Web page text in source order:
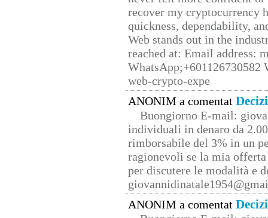
recover my cryptocurrency
quickness, dependability,
Web stands out in the
reached at: Email address:
web-crypto-expe
ANONIM a comentat
Buongiorno E-mail:
individuali in denaro da
rimborsabile del 3% in un
ragionevoli se la mia
per discutere le modalità e
ANONIM a comentat